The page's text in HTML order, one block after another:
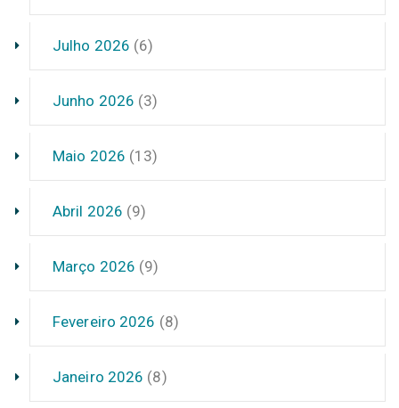
Julho 2026 (6)
Junho 2026 (3)
Maio 2026 (13)
Abril 2026 (9)
Março 2026 (9)
Fevereiro 2026 (8)
Janeiro 2026 (8)